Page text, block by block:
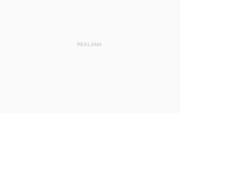
REKLAMA